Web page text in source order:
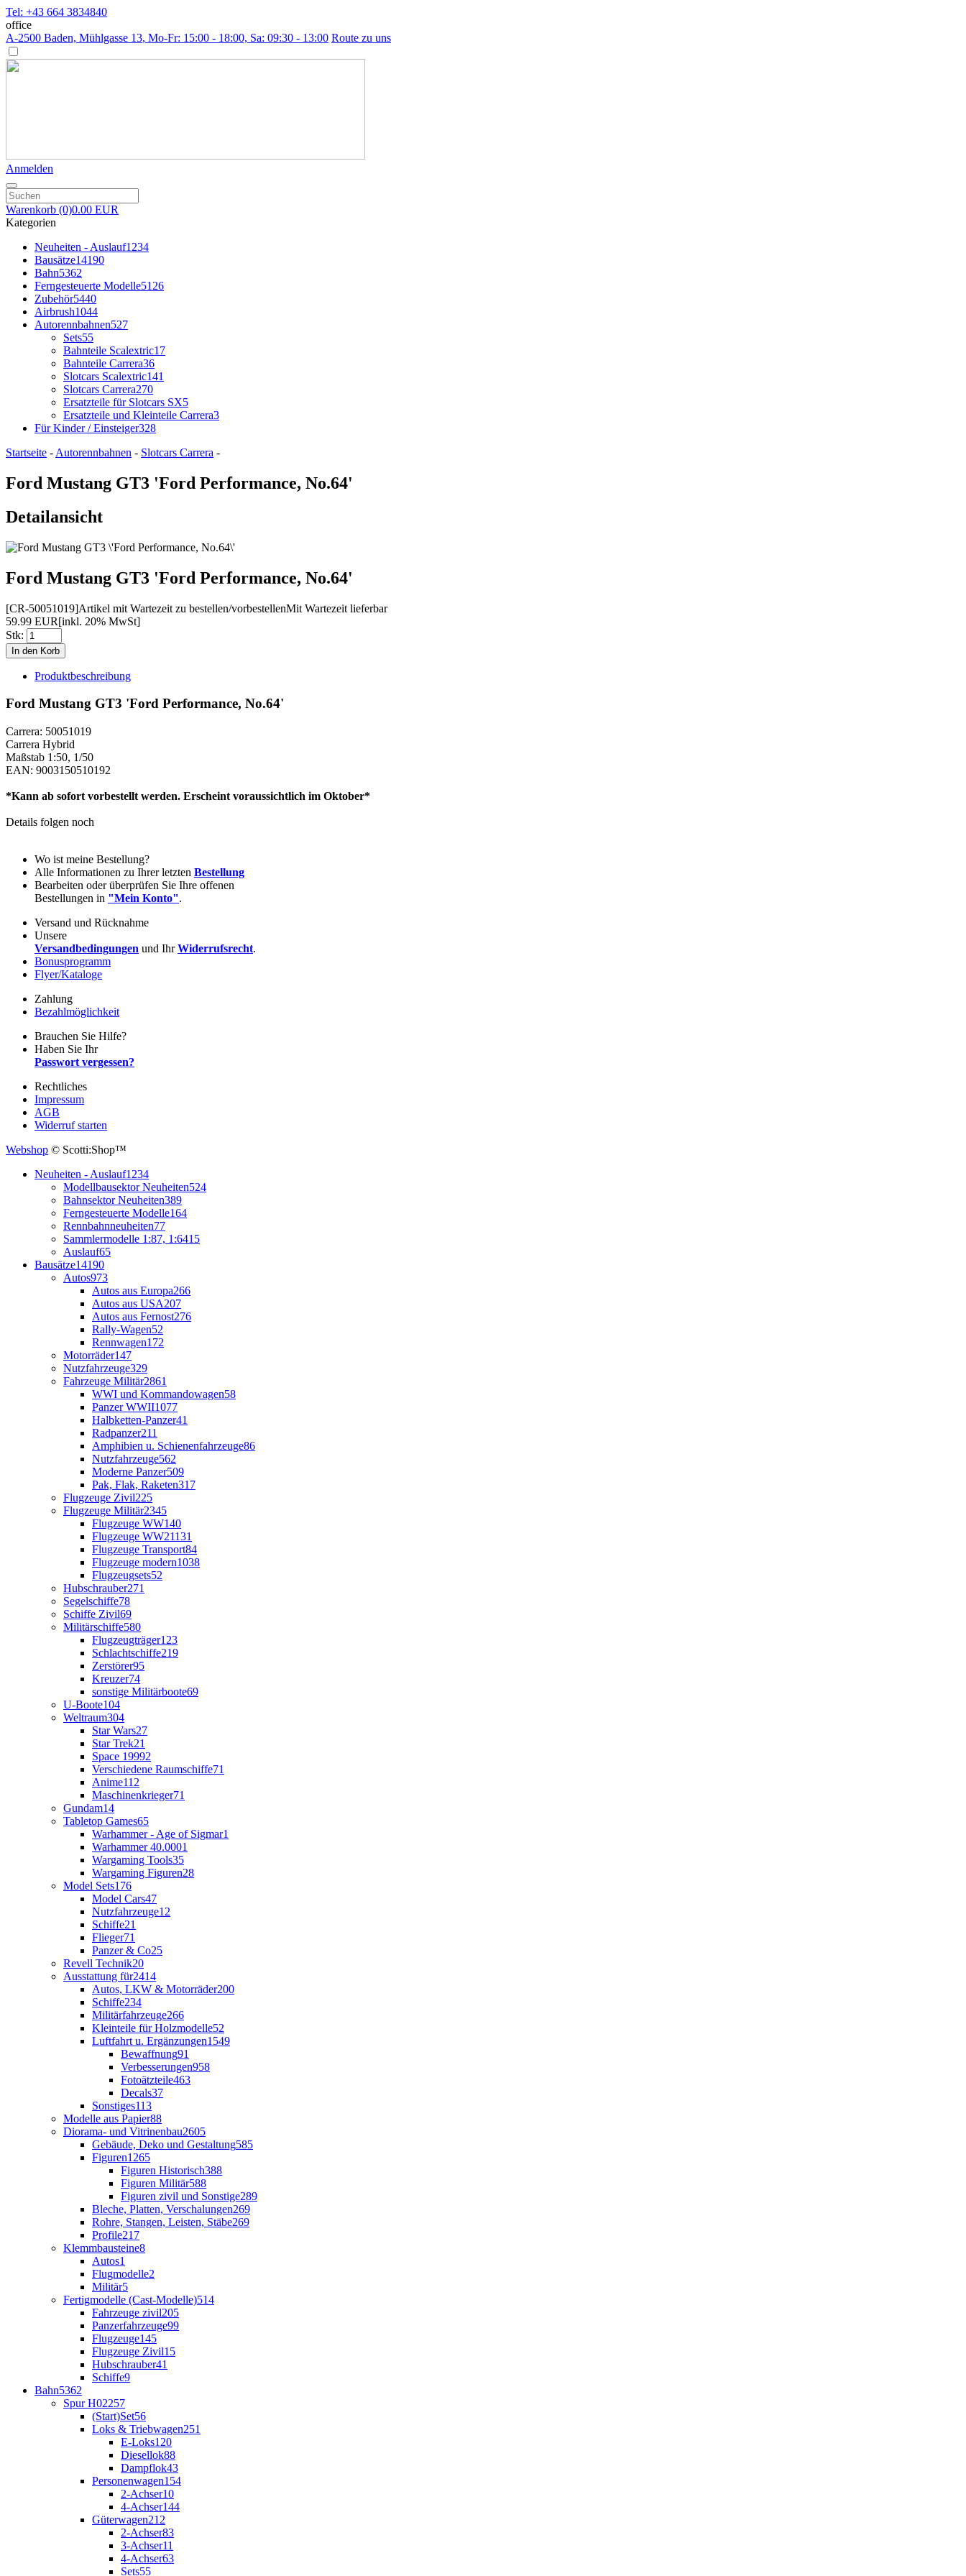
Tel: +43 664 3834840
office
A-2500 Baden, Mühlgasse 13, Mo-Fr: 15:00 - 18:00, Sa: 09:30 - 13:00 Route zu uns
Anmelden
Warenkorb (0)0.00 EUR
Kategorien
Neuheiten - Auslauf1234
Bausätze14190
Bahn5362
Ferngesteuerte Modelle5126
Zubehör5440
Airbrush1044
Autorennbahnen527
Sets55
Bahnteile Scalextric17
Bahnteile Carrera36
Slotcars Scalextric141
Slotcars Carrera270
Ersatzteile für Slotcars SX5
Ersatzteile und Kleinteile Carrera3
Für Kinder / Einsteiger328
Startseite - Autorennbahnen - Slotcars Carrera -
Ford Mustang GT3 'Ford Performance, No.64'
Detailansicht
Ford Mustang GT3 'Ford Performance, No.64'
[CR-50051019]Artikel mit Wartezeit zu bestellen/vorbestellenMit Wartezeit lieferbar
59.99 EUR[inkl. 20% MwSt]
Stk:
Produktbeschreibung
Ford Mustang GT3 'Ford Performance, No.64'
Carrera: 50051019
Carrera Hybrid
Maßstab 1:50, 1/50
EAN: 9003150510192
*Kann ab sofort vorbestellt werden. Erscheint voraussichtlich im Oktober*
Details folgen noch
Wo ist meine Bestellung?
Alle Informationen zu Ihrer letzten Bestellung
Bearbeiten oder überprüfen Sie Ihre offenen
Bestellungen in "Mein Konto".
Versand und Rücknahme
Unsere
Versandbedingungen und IhrWiderrufsrecht.
Bonusprogramm
Flyer/Kataloge
Zahlung
Bezahlmöglichkeit
Brauchen Sie Hilfe?
Haben Sie Ihr
Passwort vergessen?
Rechtliches
Impressum
AGB
Widerruf starten
Webshop © Scotti:Shop™
Neuheiten - Auslauf1234
Modellbausektor Neuheiten524
Bahnsektor Neuheiten389
Ferngesteuerte Modelle164
Rennbahnneuheiten77
Sammlermodelle 1:87, 1:6415
Auslauf65
Bausätze14190
Autos973
Autos aus Europa266
Autos aus USA207
Autos aus Fernost276
Rally-Wagen52
Rennwagen172
Motorräder147
Nutzfahrzeuge329
Fahrzeuge Militär2861
WWI und Kommandowagen58
Panzer WWII1077
Halbketten-Panzer41
Radpanzer211
Amphibien u. Schienenfahrzeuge86
Nutzfahrzeuge562
Moderne Panzer509
Pak, Flak, Raketen317
Flugzeuge Zivil225
Flugzeuge Militär2345
Flugzeuge WW140
Flugzeuge WW21131
Flugzeuge Transport84
Flugzeuge modern1038
Flugzeugsets52
Hubschrauber271
Segelschiffe78
Schiffe Zivil69
Militärschiffe580
Flugzeugträger123
Schlachtschiffe219
Zerstörer95
Kreuzer74
sonstige Militärboote69
U-Boote104
Weltraum304
Star Wars27
Star Trek21
Space 19992
Verschiedene Raumschiffe71
Anime112
Maschinenkrieger71
Gundam14
Tabletop Games65
Warhammer - Age of Sigmar1
Warhammer 40.0001
Wargaming Tools35
Wargaming Figuren28
Model Sets176
Model Cars47
Nutzfahrzeuge12
Schiffe21
Flieger71
Panzer & Co25
Revell Technik20
Ausstattung für2414
Autos, LKW & Motorräder200
Schiffe234
Militärfahrzeuge266
Kleinteile für Holzmodelle52
Luftfahrt u. Ergänzungen1549
Bewaffnung91
Verbesserungen958
Fotoätzteile463
Decals37
Sonstiges113
Modelle aus Papier88
Diorama- und Vitrinenbau2605
Gebäude, Deko und Gestaltung585
Figuren1265
Figuren Historisch388
Figuren Militär588
Figuren zivil und Sonstige289
Bleche, Platten, Verschalungen269
Rohre, Stangen, Leisten, Stäbe269
Profile217
Klemmbausteine8
Autos1
Flugmodelle2
Militär5
Fertigmodelle (Cast-Modelle)514
Fahrzeuge zivil205
Panzerfahrzeuge99
Flugzeuge145
Flugzeuge Zivil15
Hubschrauber41
Schiffe9
Bahn5362
Spur H02257
(Start)Set56
Loks & Triebwagen251
E-Loks120
Diesellok88
Dampflok43
Personenwagen154
2-Achser10
4-Achser144
Güterwagen212
2-Achser83
3-Achser11
4-Achser63
Sets55